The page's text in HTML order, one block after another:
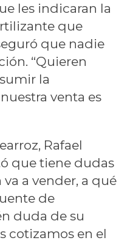
les indicaran la
que
que nadie
“Quieren
la
venta es
Rafael
que tiene dudas
a vender, a qué
de
duda de su
cotizamos en el